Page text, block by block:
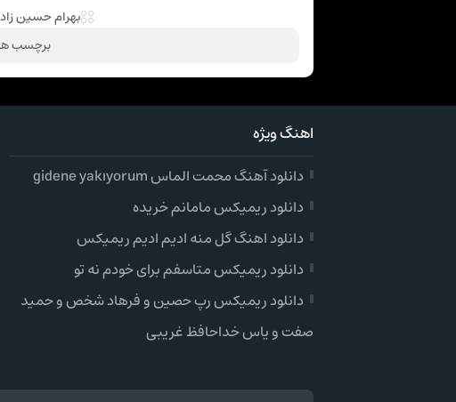
بهرام حسین
برچسب
اهنگ ویژه
دانلود آهنگ محمت الماس gidene yakıyorum
دانلود ریمیکس مامانم خریده
دانلود اهنگ گل منه ادیم ادیم ریمیکس
دانلود ریمیکس متاسفم برای خودم نه تو
دانلود ریمیکس رپ حصین و فرهاد شخص و حمید
صفت و یاس خداحافظ غریبی